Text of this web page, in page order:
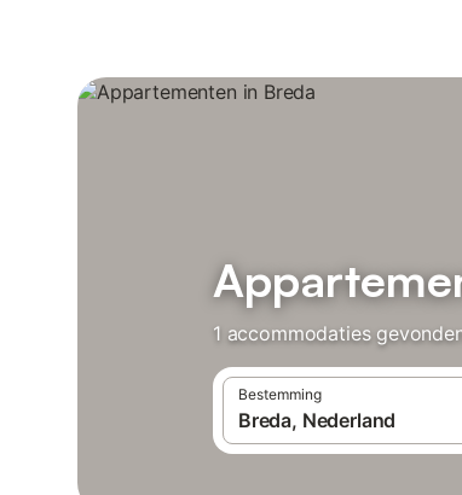
1 accommodaties
Bestemming